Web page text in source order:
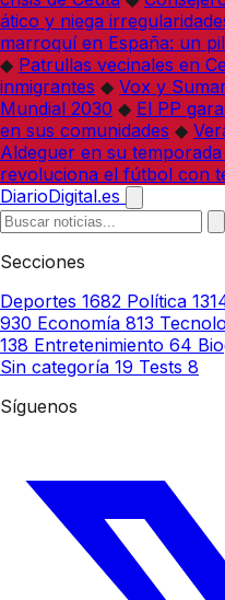
ático y niega
marroquí en España: un
◆ Patrullas vecinales en
inmigrantes ◆ Vox y
Mundial 2030 ◆ El PP
en sus comunidades ◆
Aldeguer en su
revoluciona el fútbol con
DiarioDigital.es
Secciones
Deportes 1682 Política
930 Economía 813
138 Entretenimiento 64
Sin categoría 19 Tests 8
Síguenos